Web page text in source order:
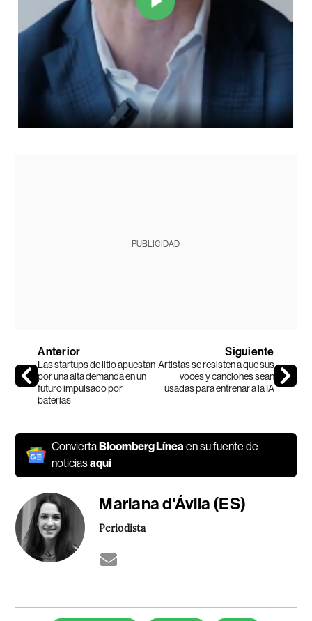
PUBLICIDAD
Anterior
Las startups de litio apuestan
por una alta demanda en un
futuro impulsado por
baterías
Siguiente
Artistas se resisten a que sus
voces y canciones sean
usadas para entrenar a la IA
ConviertaBloomberg Línea en su fuente de
noticiasaquí
Mariana d'Ávila (ES)
Periodista